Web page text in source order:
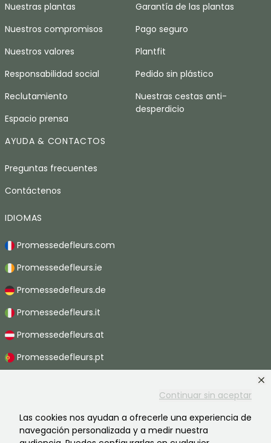
Continuar sin aceptar
Las cookies nos ayudan a ofrecerle una experiencia de
navegación personalizada y a medir nuestra
Nuestras plantas
Nuestros compromisos
Nuestros valores
Responsabilidad social
Reclutamiento
Espacio prensa
Garantía de las plantas
Pago seguro
Plantfit
Pedido sin plástico
Nuestras cestas anti-
desperdicio
AYUDA & CONTACTOS
Preguntas frecuentes
Contáctenos
IDIOMAS
Promessedefleurs.com
Promessedefleurs.ie
Promessedefleurs.de
Promessedefleurs.it
Promessedefleurs.at
Promessedefleurs.pt
Promessedefleurs.ch